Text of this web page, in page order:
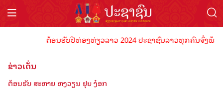
ຕ້ອນຮັບປີທ່ອງທ່ຽວລາວ 2024 ປະຊາຊົນລາວທຸກຄົນຈົ່ງພ້ອມ
ຂ່າວເດັ່ນ
ຕ້ອນຮັບ ສະຫາຍ ຫງວຽນ ຢຸຍ ງ໋ອກ